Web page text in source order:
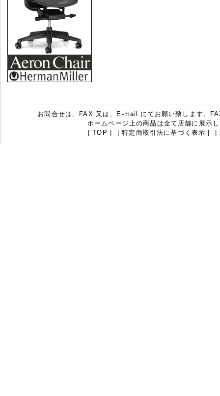
お問合せは、FAX 又は、E-mail にてお願い致します。
ホームページ上の商品は全て店舗に展示
|TOP |特定商取引法に基づく表示 |